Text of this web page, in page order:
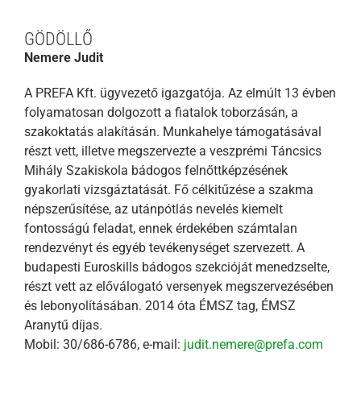
GÖDÖLLŐ
Nemere Judit
A PREFA Kft. ügyvezető igazgatója. Az elmúlt 13 évben
folyamatosan dolgozott a fiatalok toborzásán, a
szakoktatás alakításán. Munkahelye támogatásával
részt vett, illetve megszervezte a veszprémi Táncsics
Mihály Szakiskola bádogos felnőttképzésének
gyakorlati vizsgáztatását. Fő célkitűzése a szakma
népszerűsítése, az utánpótlás nevelés kiemelt
fontosságú feladat, ennek érdekében számtalan
rendezvényt és egyéb tevékenységet szervezett. A
budapesti Euroskills bádogos szekcióját menedzselte,
részt vett az előválogató versenyek megszervezésében
és lebonyolításában. 2014 óta ÉMSZ tag, ÉMSZ
Aranytű díjas.
Mobil: 30/686-6786, e-mail: judit.nemere@prefa.com